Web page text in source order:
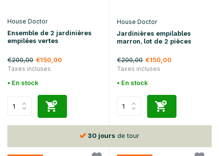
House Doctor
Ensemble de 2 jardinières
empilées vertes
€200,00 €150,00
Taxes incluses
• En stock
House Doctor
Jardinières empilables
marron, lot de 2 pièces
€200,00 €150,00
Taxes incluses
• En stock
30 jours de tour